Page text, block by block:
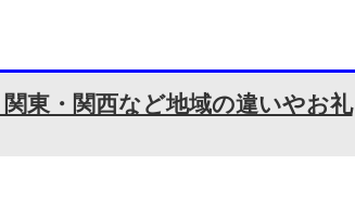
東・関西など地域の違いやお礼